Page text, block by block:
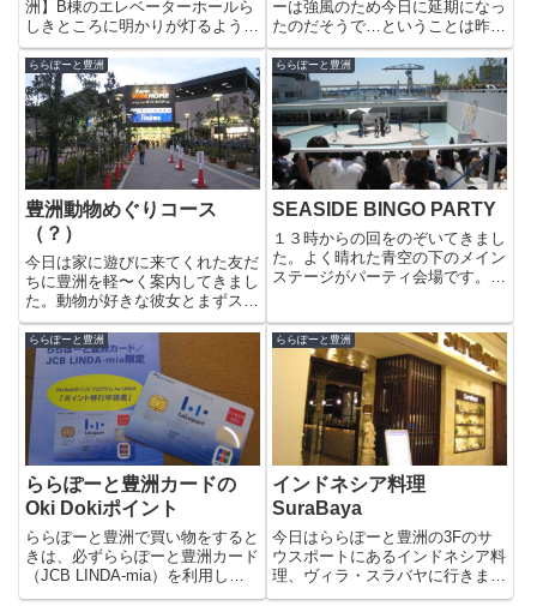
洲】B棟のエレベーターホールら
しきところに明かりが灯るように
なりました。A棟の巨大なクレー
ンもいつの間にか撤去され、いよ
いよ完成が見えてきたようです。
来年には、ここ一面に明かりが灯
ることで豊洲の夜景の彩りが増
え...
ーは強風のため今日に延期になっ
たのだそうで…ということは昨夜
の音はなんだったんだ？まぁ見ら
れるので嬉しいです＾＾８時すぎ
には人が跳ね橋付近に大勢の人が
集まりはじめました。８時１５
分、クレーンのイルミネーション
が...
ららぽーと豊洲
豊洲動物めぐりコース
（？）
今日は家に遊びに来てくれた友だ
ちに豊洲を軽〜く案内してきまし
た。動物が好きな彼女とまずスー
パービバホーム内のビバペッツ
へ。ここのわんこ達にはいつも癒
されてます。最近飼い始めたとい
う熱帯魚の話を聞きながら、淡水
魚、海水魚のコーナーも探索。私
も...
ららぽーと豊洲
SEASIDE BINGO PARTY
１３時からの回をのぞいてきまし
た。よく晴れた青空の下のメイン
ステージがパーティ会場です。招
参加している人もいました。なか
なかビンゴしないなと思っていた
らファーストビンゴで５人もビン
ららぽーと豊洲
ららぽーと豊洲カードの
Oki Dokiポイント
ららぽーと豊洲で買い物をすると
きは、必ずららぽーと豊洲カード
（JCB LINDA-mia）を利用しま
す。通常のポイントカードが100
ららぽーと豊洲
インドネシア料理
SuraBaya
今日はららぽーと豊洲の3Fのサ
ウスポートにあるインドネシア料
理、ヴィラ・スラバヤに行きまし
た。ガネーシャが迎えるお店の入